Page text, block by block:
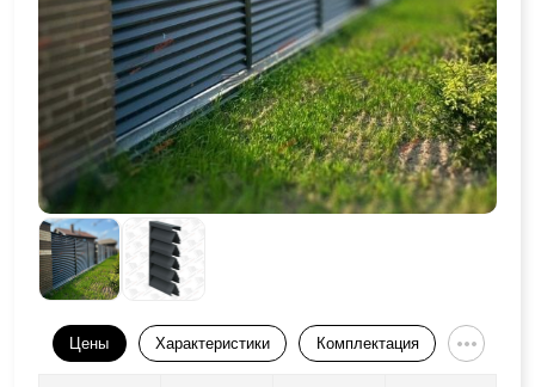
Цены Характеристики Комплектация